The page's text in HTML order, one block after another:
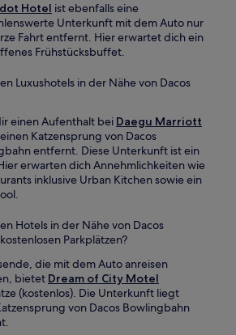
Hotel ist ebenfalls eine
Unterkunft mit dem Auto nur
Fahrt entfernt. Hier erwartet dich ein
Frühstücksbuffet.
Luxushotels in der Nähe von Dacos
einen Aufenthalt bei Daegu Marriott
Katzensprung von Dacos
entfernt. Diese Unterkunft ist ein
erwarten dich Annehmlichkeiten wie
inklusive Urban Kitchen sowie ein
Hotels in der Nähe von Dacos
Parkplätzen?
die mit dem Auto anreisen
bietet Dream of City Motel
(kostenlos). Die Unterkunft liegt
von Dacos Bowlingbahn